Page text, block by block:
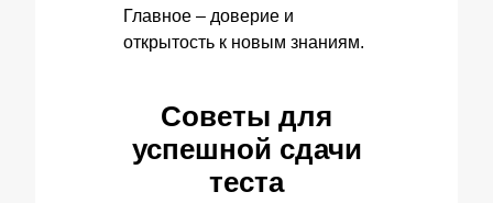
Главное – доверие и
открытость к новым знаниям.
Советы для
успешной сдачи
теста